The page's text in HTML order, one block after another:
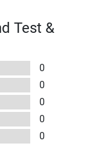
Test &
0
0
0
0
0